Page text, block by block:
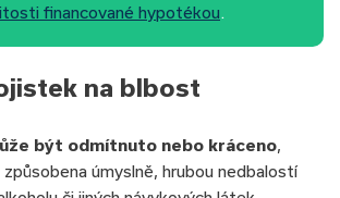
financované hypotékou.
na blbost
být odmítnuto nebo kráceno,
úmyslně, hrubou nedbalostí